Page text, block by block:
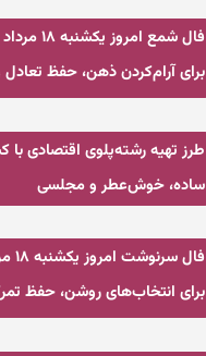
برای آرام‌کردن ذهن، حفظ
طرز تهیه رشته‌پلوی اقتصادی
ساده، خوش‌عطر و مجلسی
برای انتخاب‌های روشن، حفظ